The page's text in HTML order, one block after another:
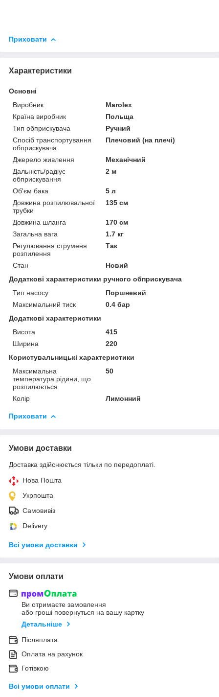
Приховати
Характеристики
Основні
Виробник
Marolex
Країна виробник
Польща
Тип обприскувача
Ручний
Спосіб транспортування
обприскувача
Плечовий (на плечі)
Джерело живлення
Механічний
Дальність/радіус
обприскування
2 м
Об'єм бака
5 л
Довжина розпилювальної
трубки
135 см
Довжина шланга
170 см
Загальна вага
1.7 кг
Регулювання струменя
розпилення
Так
Стан
Новий
Додаткові характеристики ручного обприскувача
Тип насосу
Поршневий
Максимальний тиск
0.4 бар
Додаткові характеристики
Висота
415
Ширина
220
Користувальницькі характеристики
Максимальна
температура рідини, що
розпилюється
50
Колір Лимонний
Приховати
Умови доставки
Доставка здійснюється тільки по передоплаті.
Нова Пошта
Укрпошта
Самовивіз
Delivery
Всі умови доставки
Умови оплати
Ви отримаєте замовлення
або гроші повернуться на вашу картку
Детальніше
Післяплата
Оплата на рахунок
Готівкою
Всі умови оплати